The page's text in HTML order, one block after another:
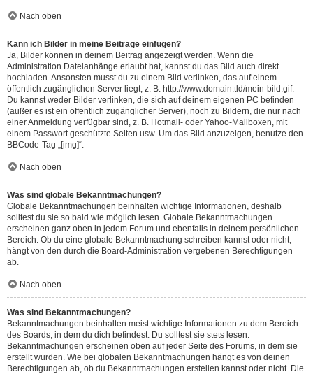
Nach oben
Kann ich Bilder in meine Beiträge einfügen?
Ja, Bilder können in deinem Beitrag angezeigt werden. Wenn die
Administration Dateianhänge erlaubt hat, kannst du das Bild auch direkt
hochladen. Ansonsten musst du zu einem Bild verlinken, das auf einem
öffentlich zugänglichen Server liegt, z. B. http://www.domain.tld/mein-bild.gif.
Du kannst weder Bilder verlinken, die sich auf deinem eigenen PC befinden
(außer es ist ein öffentlich zugänglicher Server), noch zu Bildern, die nur nach
einer Anmeldung verfügbar sind, z. B. Hotmail- oder Yahoo-Mailboxen, mit
einem Passwort geschützte Seiten usw. Um das Bild anzuzeigen, benutze den
BBCode-Tag „[img]“.
Nach oben
Was sind globale Bekanntmachungen?
Globale Bekanntmachungen beinhalten wichtige Informationen, deshalb
solltest du sie so bald wie möglich lesen. Globale Bekanntmachungen
erscheinen ganz oben in jedem Forum und ebenfalls in deinem persönlichen
Bereich. Ob du eine globale Bekanntmachung schreiben kannst oder nicht,
hängt von den durch die Board-Administration vergebenen Berechtigungen
ab.
Nach oben
Was sind Bekanntmachungen?
Bekanntmachungen beinhalten meist wichtige Informationen zu dem Bereich
des Boards, in dem du dich befindest. Du solltest sie stets lesen.
Bekanntmachungen erscheinen oben auf jeder Seite des Forums, in dem sie
erstellt wurden. Wie bei globalen Bekanntmachungen hängt es von deinen
Berechtigungen ab, ob du Bekanntmachungen erstellen kannst oder nicht. Die